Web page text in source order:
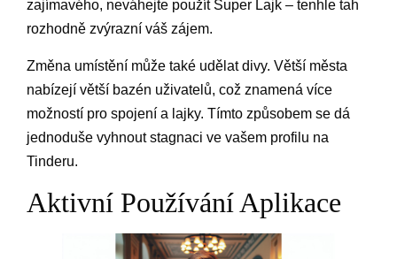
zajímavého, neváhejte použít Super Lajk – tenhle tah
rozhodně zvýrazní váš zájem.
Změna umístění může také udělat divy. Větší města
nabízejí větší bazén uživatelů, což znamená více
možností pro spojení a lajky. Tímto způsobem se dá
jednoduše vyhnout stagnaci ve vašem profilu na
Tinderu.
Aktivní Používání Aplikace